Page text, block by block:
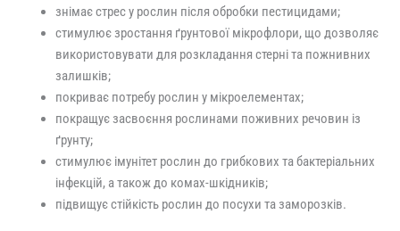
знімає стрес у рослин після обробки пестицидами;
стимулює зростання ґрунтової мікрофлори, що дозволяє
використовувати для розкладання стерні та пожнивних
залишків;
покриває потребу рослин у мікроелементах;
покращує засвоєння рослинами поживних речовин із
ґрунту;
стимулює імунітет рослин до грибкових та бактеріальних
інфекцій, а також до комах-шкідників;
підвищує стійкість рослин до посухи та заморозків.